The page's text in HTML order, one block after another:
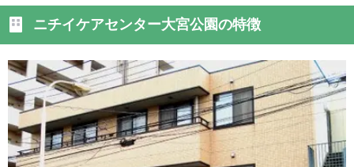
ニチイケアセンター大宮公園の特徴